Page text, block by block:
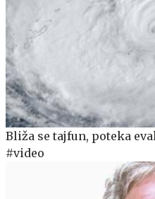
Bliža se tajfun, poteka
#video